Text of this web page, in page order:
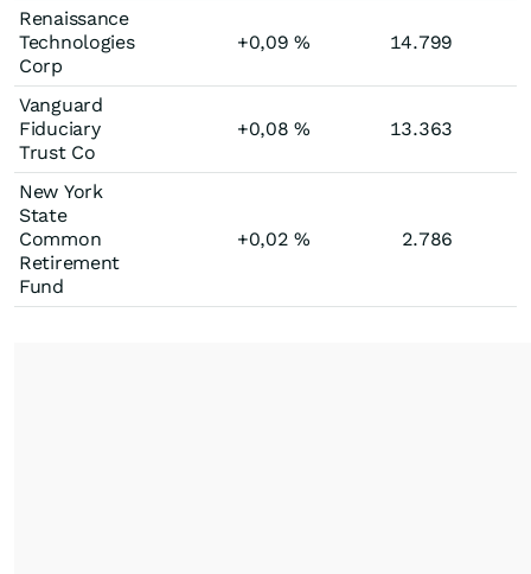
Renaissance
Technologies
Corp
+0,09% 14.799
Vanguard
Fiduciary
Trust Co
+0,08% 13.363
New York
State
Common
Retirement
Fund
+0,02% 2.786